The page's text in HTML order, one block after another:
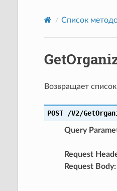
Список
Возвращает список
POST /V2/
Query
Request
Request Body: